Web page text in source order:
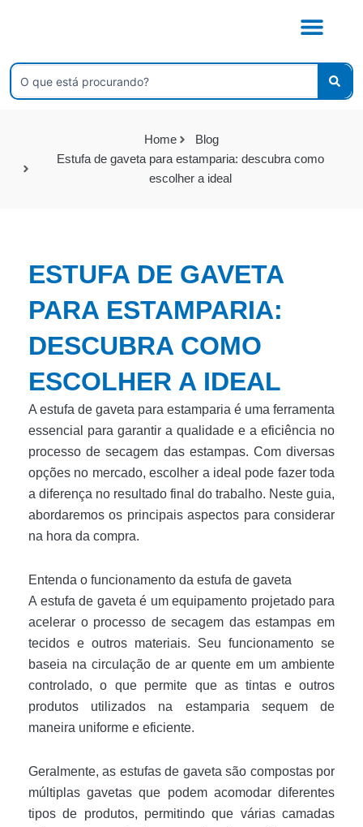
conteúdo
Pesquisar
Home
Blog
Estufa de gaveta para estamparia: descubra como
escolher a ideal
ESTUFA DE GAVETA
PARA ESTAMPARIA:
DESCUBRA COMO
ESCOLHER A IDEAL
A estufa de gaveta para estamparia é uma ferramenta
essencial para garantir a qualidade e a eficiência no
processo de secagem das estampas. Com diversas
opções no mercado, escolher a ideal pode fazer toda
a diferença no resultado final do trabalho. Neste guia,
abordaremos os principais aspectos para considerar
na hora da compra.
Entenda o funcionamento da estufa de gaveta
A estufa de gaveta é um equipamento projetado para
acelerar o processo de secagem das estampas em
tecidos e outros materiais. Seu funcionamento se
baseia na circulação de ar quente em um ambiente
controlado, o que permite que as tintas e outros
produtos utilizados na estamparia sequem de
maneira uniforme e eficiente.
Geralmente, as estufas de gaveta são compostas por
múltiplas gavetas que podem acomodar diferentes
tipos de produtos, permitindo que várias camadas